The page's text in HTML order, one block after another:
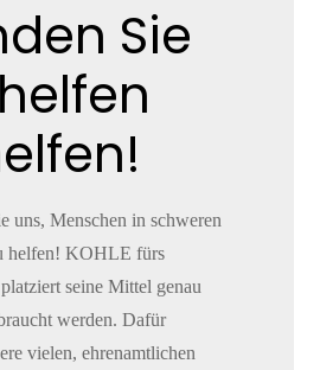
Sie
uns, Menschen in schweren
helfen! KOHLE fürs
seine Mittel genau
werden. Dafür
vielen, ehrenamtlichen